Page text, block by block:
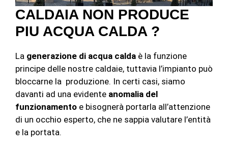
CALDAIA NON PRODUCE
PIU ACQUA CALDA ?
La generazione di acqua calda è la funzione
principe delle nostre caldaie, tuttavia l’impianto può
bloccarne la produzione. In certi casi, siamo
davanti ad una evidente anomalia del
funzionamento e bisognerà portarla all’attenzione
di un occhio esperto, che ne sappia valutare l’entità
e la portata.